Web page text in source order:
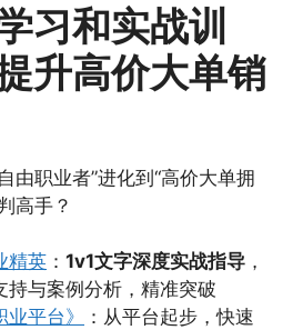
习和实战训
升高价大单销
由职业者”进化到“高价大单拥
高手？
精英 ： 1v1文字深度实战指导 ，
持与案例分析，精准突破
业平台》
：从平台起步，快速